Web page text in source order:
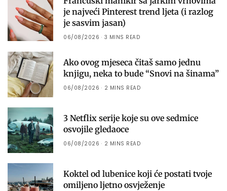
je najveći Pinterest trend ljeta (i razlog
je sasvim jasan)
06/08/2026 3 MINS READ
Ako ovog mjeseca čitaš samo jednu
knjigu, neka to bude “Snovi na šinama”
06/08/2026 2 MINS READ
3 Netflix serije koje su ove sedmice
osvojile gledaoce
06/08/2026 2 MINS READ
Koktel od lubenice koji će postati tvoje
omiljeno ljetno osvježenje